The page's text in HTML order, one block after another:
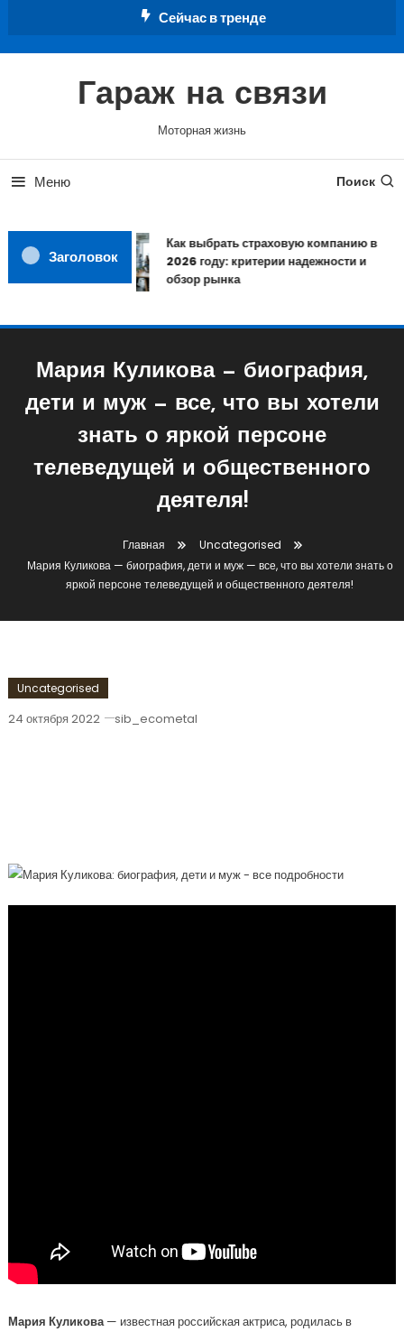
Сейчас в тренде
Гараж на связи
Моторная жизнь
Меню Поиск
Заголовок
Как выбрать страховую компанию в
2026 году: критерии надежности и
обзор рынка
Мария Куликова — биография,
дети и муж — все, что вы хотели
знать о яркой персоне
телеведущей и общественного
деятеля!
Главная
Uncategorised
Мария Куликова — биография, дети и муж — все, что вы хотели знать о
яркой персоне телеведущей и общественного деятеля!
Uncategorised
24 октября 2022 sib_ecometal
Мария Куликова— известная российская актриса, родилась в